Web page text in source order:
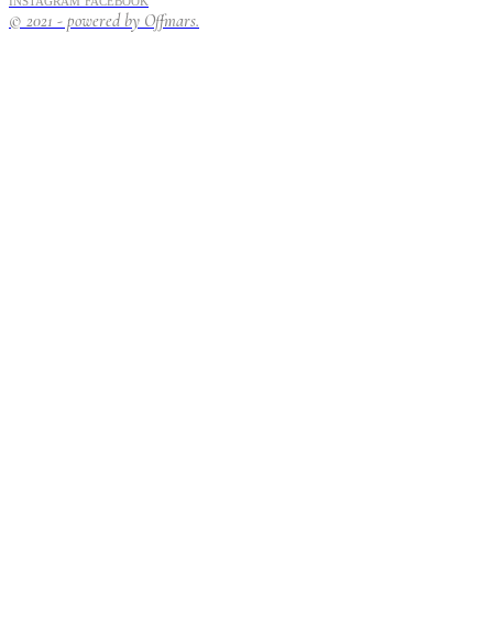
© 2021 - powered by Offmars.